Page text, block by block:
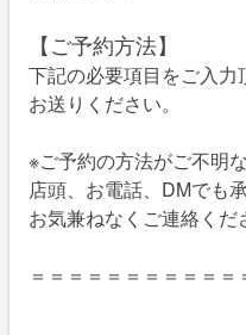
【ご予約方法】
下記の必要項目をご入力
お送りください。
※ご予約の方法がご不明
店頭、お電話、DMでも
お気兼ねなくご連絡くだ
＝＝＝＝＝＝＝＝＝＝＝